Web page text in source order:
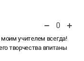
0
учителем всегда!
творчества впитаны